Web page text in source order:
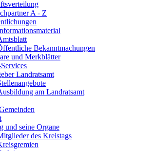
A - Z
Bekanntmachungen
und Merkblätter
Landratsamt
am Landratsamt
und seine Organe
des Kreistags